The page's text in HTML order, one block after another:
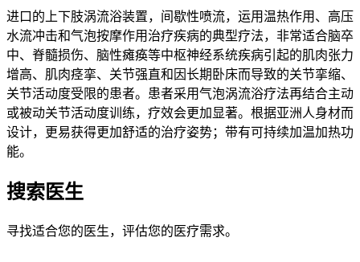
进口的上下肢涡流浴装置，间歇性喷流，运用温热作用、高压
水流冲击和气泡按摩作用治疗疾病的典型疗法，非常适合脑卒
中、脊髓损伤、脑性瘫痪等中枢神经系统疾病引起的肌肉张力
增高、肌肉痉挛、关节强直和因长期卧床而导致的关节挛缩、
关节活动度受限的患者。患者采用气泡涡流浴疗法再结合主动
或被动关节活动度训练，疗效会更加显著。根据亚洲人身材而
设计，更易获得更加舒适的治疗姿势；带有可持续加温加热功
能。
搜索医生
寻找适合您的医生，评估您的医疗需求。